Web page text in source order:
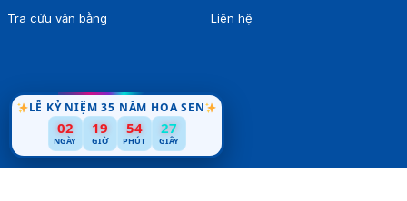
LỄ KỶ NIỆM 35 NĂM HOA SEN
02
NGÀY
19
GIỜ
54
PHÚT
27
GIÂY
Tra cứu văn bằng
Liên hệ